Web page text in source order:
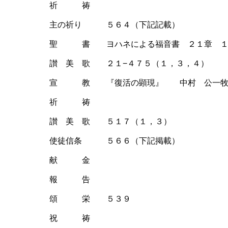
祈 祷
主の祈り ５６４（下記記載）
聖 書 ヨハネによる福音書 ２１章 １
讃 美 歌 ２１−４７５（１，３，４）
宣 教 『復活の顕現』 中村 公一牧
祈 祷
讃 美 歌 ５１７（１，３）
使徒信条 ５６６（下記掲載）
献 金
報 告
頌 栄 ５３９
祝 祷